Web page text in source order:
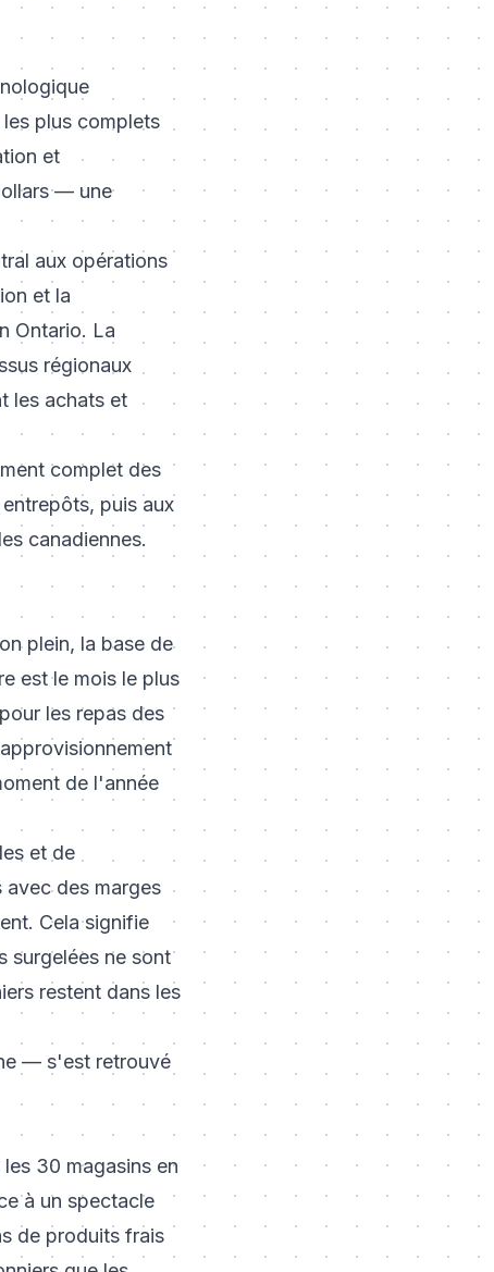
plus complets
et
— une
aux opérations
et la
Ontario. La
régionaux
les achats et
complet des
puis aux
canadiennes.
plein, la base de
est le mois le plus
les repas des
de l'année
et de
avec des marges
Cela signifie
surgelées ne sont
restent dans les
— s'est retrouvé
30 magasins en
à un spectacle
de produits frais